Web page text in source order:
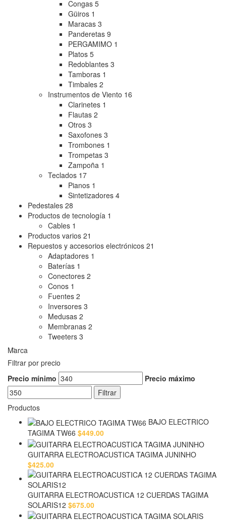
Congas 5
Güiros 1
Maracas 3
Panderetas 9
PERGAMIMO 1
Platos 5
Redoblantes 3
Tamboras 1
Timbales 2
Instrumentos de Viento 16
Clarinetes 1
Flautas 2
Otros 3
Saxofones 3
Trombones 1
Trompetas 3
Zampoña 1
Teclados 17
Pianos 1
Sintetizadores 4
Pedestales 28
Productos de tecnología 1
Cables 1
Productos varios 21
Repuestos y accesorios electrónicos 21
Adaptadores 1
Baterías 1
Conectores 2
Conos 1
Fuentes 2
Inversores 3
Medusas 2
Membranas 2
Tweeters 3
Marca
Filtrar por precio
Precio mínimo
Precio máximo
Filtrar
Productos
BAJO ELECTRICO
TAGIMA TW66 $449.00
GUITARRA ELECTROACUSTICA TAGIMA JUNINHO
$425.00
GUITARRA ELECTROACUSTICA 12 CUERDAS TAGIMA
SOLARIS12 $675.00